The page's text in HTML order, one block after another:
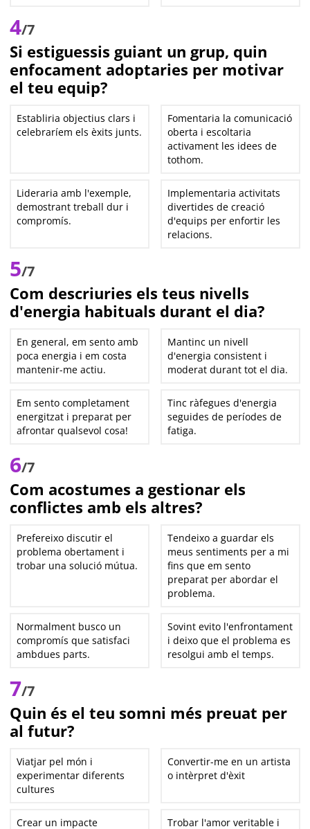
4/7
Si estiguessis guiant un grup, quin
enfocament adoptaries per motivar
el teu equip?
Establiria objectius clars i
celebraríem els èxits junts.
Fomentaria la comunicació
oberta i escoltaria
activament les idees de
tothom.
Lideraria amb l'exemple,
demostrant treball dur i
compromís.
Implementaria activitats
divertides de creació
d'equips per enfortir les
relacions.
5/7
Com descriuries els teus nivells
d'energia habituals durant el dia?
En general, em sento amb
poca energia i em costa
mantenir-me actiu.
Mantinc un nivell
d'energia consistent i
moderat durant tot el dia.
Em sento completament
energitzat i preparat per
afrontar qualsevol cosa!
Tinc ràfegues d'energia
seguides de períodes de
fatiga.
6/7
Com acostumes a gestionar els
conflictes amb els altres?
Prefereixo discutir el
problema obertament i
trobar una solució mútua.
Tendeixo a guardar els
meus sentiments per a mi
fins que em sento
preparat per abordar el
problema.
Normalment busco un
compromís que satisfaci
ambdues parts.
Sovint evito l'enfrontament
i deixo que el problema es
resolgui amb el temps.
7/7
Quin és el teu somni més preuat per
al futur?
Viatjar pel món i
experimentar diferents
cultures
Convertir-me en un artista
o intèrpret d'èxit
Crear un impacte Trobar l'amor veritable i